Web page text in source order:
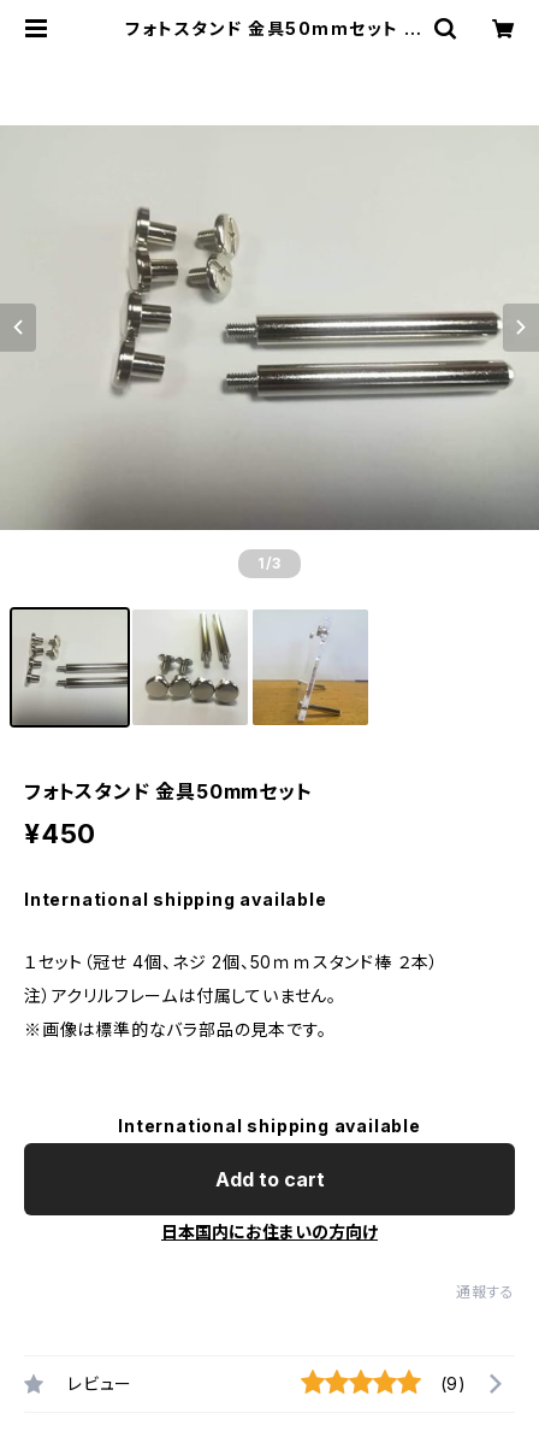
フォトスタンド 金具50mmセット |
1 /3
フォトスタンド 金具50mmセット
¥450
International shipping available
１セット（冠せ 4個、ネジ 2個、50ｍｍスタンド棒 ２本）
注）アクリルフレームは付属していません。
※画像は標準的なバラ部品の見本です。
International shipping available
Add to cart
日本国内にお住まいの方向け
通報する
レビュー (9)